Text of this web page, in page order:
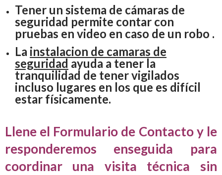
Tener un sistema de cámaras de
seguridad permite contar con
pruebas en video en caso de un robo .
La instalacion de camaras de
seguridad ayuda a tener la
tranquilidad de tener vigilados
incluso lugares en los que es difícil
estar físicamente.
Llene el Formulario de Contacto y le
responderemos enseguida para
coordinar una visita técnica sin